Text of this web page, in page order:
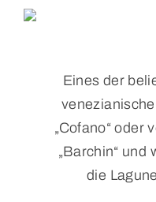
Eines der
„Cofano“ oder
„Barchin“ und
die